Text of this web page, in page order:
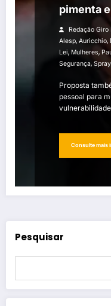
pimenta
para
mulheres
Redação Giro
Alesp, Auricchio,
Lei, Mulheres,
Segurança, Spray
Proposta
pessoal para
Consulte mais
Pesquisar